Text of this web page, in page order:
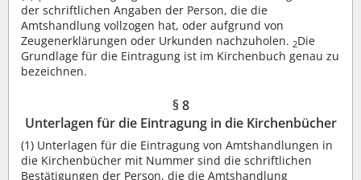
der schriftlichen Angaben der Person, die die
Amtshandlung vollzogen hat, oder aufgrund von
Zeugenerklärungen oder Urkunden nachzuholen. 2Die
Grundlage für die Eintragung ist im Kirchenbuch genau zu
bezeichnen.
§ 8
Unterlagen für die Eintragung in die Kirchenbücher
(1) Unterlagen für die Eintragung von Amtshandlungen in
die Kirchenbücher mit Nummer sind die schriftlichen
Bestätigungen der Person, die die Amtshandlung